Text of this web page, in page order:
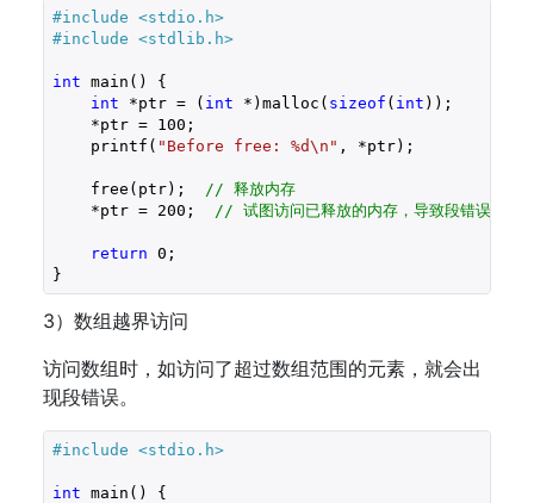
#include <stdio.h>
#include <stdlib.h>
int main() {
int *ptr = ( int *)malloc( sizeof ( int ));
    *ptr =
100 ;
    printf(
"Before free: %d\n" , *ptr);
    free(ptr);
// 释放内存
    *ptr =
200 ; // 试图访问已释放的内存，导致段错误
return 0 ;
3）数组越界访问
访问数组时，如访问了超过数组范围的元素，就会出
现段错误。
#include <stdio.h>
int main() {